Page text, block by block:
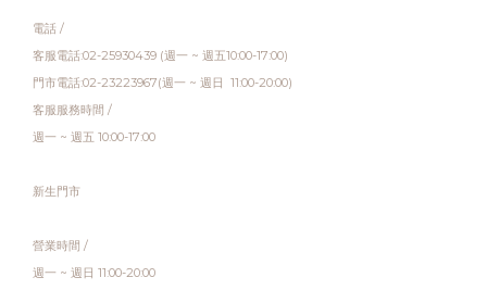
電話 /
客服電話:02-25930439 (週一 ~ 週五10:00-17:00)
門市電話:02-23223967(週一 ~ 週日 11:00-20:00)
客服服務時間 /
週一 ~ 週五 10:00-17:00
新生門市
營業時間 /
週一 ~ 週日 11:00-20:00